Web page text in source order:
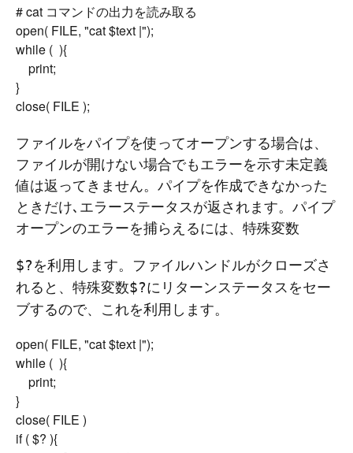
# cat コマンドの出力を読み取る
open( FILE, "cat $text |");
while ( ){
}
ファイルをパイプを使ってオープンする場合は、
ファイルが開けない場合でもエラーを示す未定義
値は返ってきません。パイプを作成できなかった
ときだけ､エラーステータスが返されます。パイプ
オープンのエラーを捕らえるには、特殊変数
$?を利用します。ファイルハンドルがクローズさ
れると、特殊変数$?にリターンステータスをセー
ブするので、これを利用します。
open( FILE, "cat $text |");
while ( ){
}
close( FILE )
if ( $? ){